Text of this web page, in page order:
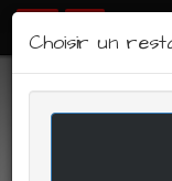
Choisir un